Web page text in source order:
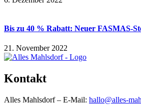
Bis zu 40 % Rabatt: Neuer FASMAS-
21. November 2022
Kontakt
Alles Mahlsdorf – E-Mail: hallo@alles-